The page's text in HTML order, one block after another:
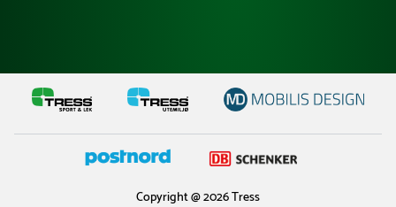
Copyright @ 2026 Tress